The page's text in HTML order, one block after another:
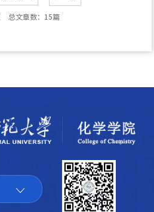
总文章数：15篇